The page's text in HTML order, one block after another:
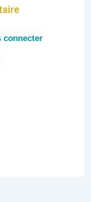
connecter